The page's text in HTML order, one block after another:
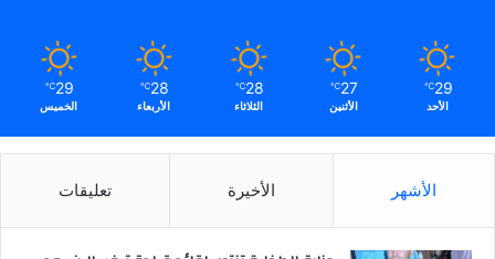
29
℃
الأحد
27
℃
الأثنين
28
℃
الثلاثاء
28
℃
الأربعاء
29
℃
الخميس
الأشهر الأخيرة تعليقات